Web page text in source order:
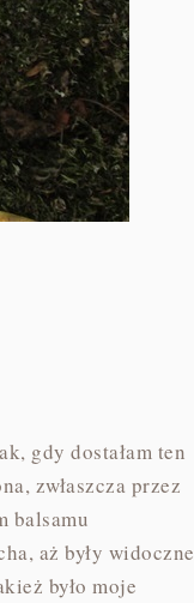
gdy dostałam ten
zwłaszcza przez
balsamu
aż były widoczne
było moje